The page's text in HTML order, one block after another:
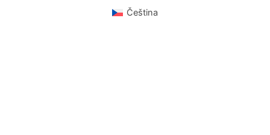
Čeština